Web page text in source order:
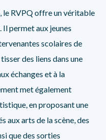
le RVPQ offre un véritable
permet aux jeunes
scolaires de
des liens dans une
échanges et à la
met également
en proposant une
aux arts de la scène, des
que des sorties